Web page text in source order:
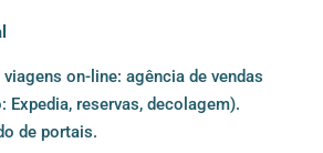
on-line: agência de vendas
Expedia, reservas, decolagem).
de portais.